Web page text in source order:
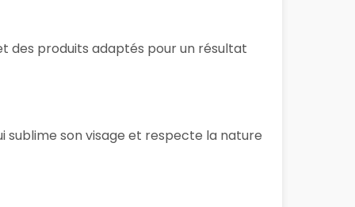
des produits adaptés pour un résultat
sublime son visage et respecte la nature